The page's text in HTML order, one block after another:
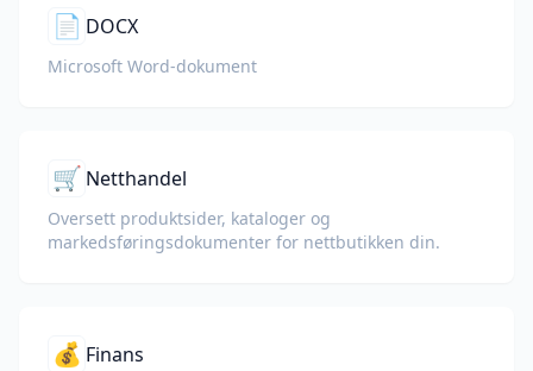
📄 DOCX
Microsoft Word-dokument
🛒 Netthandel
Oversett produktsider, kataloger og
markedsføringsdokumenter for nettbutikken din.
💰 Finans